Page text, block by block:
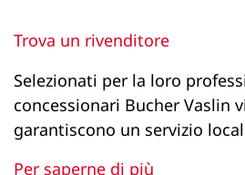
Altezza (mm)
Trova un rivenditore
Selezionati per la loro
concessionari Bucher Vaslin
garantiscono un servizio
Per saperne di più